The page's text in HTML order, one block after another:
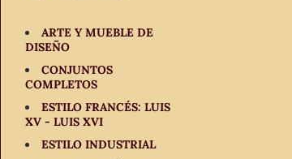
ARTE Y MUEBLE DE
DISEÑO
CONJUNTOS
COMPLETOS
ESTILO FRANCÉS: LUIS
XV - LUIS XVI
ESTILO INDUSTRIAL